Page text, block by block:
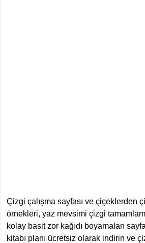
Çizgi çalışma sayfası ve çiçeklerden
örnekleri, yaz mevsimi çizgi
kolay basit zor kağıdı boyamaları
kitabı planı ücretsiz olarak indirin ve